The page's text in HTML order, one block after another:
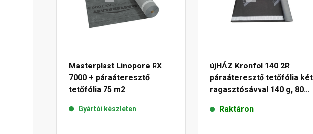
Masterplast Linopore RX
7000 + páraáteresztő
tetőfólia 75 m2
Gyártói készleten
újHÁZ Kronfol 140 2R
páraáteresztő tetőfólia két
ragasztósávval 140 g, 80
Raktáron